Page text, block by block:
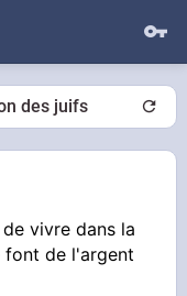
des juifs
vivre dans la
font de l'argent